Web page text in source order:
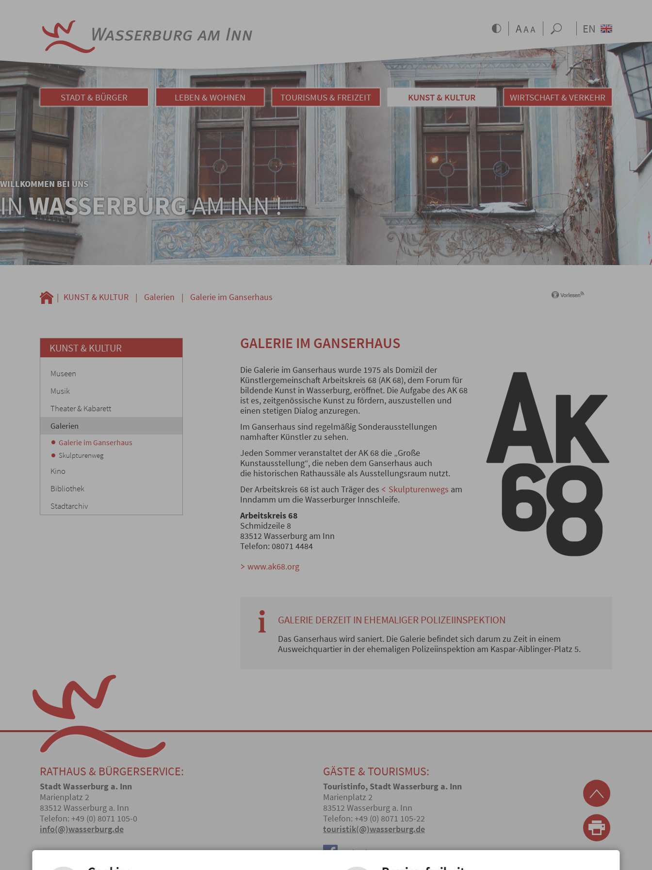
EN
STADT & BÜRGER LEBEN & WOHNEN TOURISMUS & FREIZEIT KUNST & KULTUR WIRTSCHAFT & VERKEHR
WILLKOMMEN BEI UNS
INWASSERBURGAM INN !
| KUNST & KULTUR | Galerien | Galerie im Ganserhaus
GALERIE IM GANSERHAUS
Die Galerie im Ganserhaus wurde 1975 als Domizil der
Künstlergemeinschaft Arbeitskreis 68 (AK 68), dem Forum für
bildende Kunst in Wasserburg, eröffnet. Die Aufgabe des AK 68
ist es, zeitgenössische Kunst zu fördern, auszustellen und
einen stetigen Dialog anzuregen.
Im Ganserhaus sind regelmäßig Sonderausstellungen
namhafter Künstler zu sehen.
Jeden Sommer veranstaltet der AK 68 die „Große
Kunstausstellung“, die neben dem Ganserhaus auch
die historischen Rathaussäle als Ausstellungsraum nutzt.
Der Arbeitskreis 68 ist auch Träger des
Skulpturenwegs am
Inndamm um die Wasserburger Innschleife.
Arbeitskreis 68
Schmidzeile 8
83512 Wasserburg am Inn
Telefon: 08071 4484
www.ak68.org
GALERIE DERZEIT IN EHEMALIGER POLIZEIINSPEKTION
Das Ganserhaus wird saniert. Die Galerie befindet sich darum zu Zeit in einem
Ausweichquartier in der ehemaligen Polizeiinspektion am Kaspar-Aiblinger-Platz 5.
KUNST & KULTUR
Museen
Musik
Theater & Kabarett
Galerien
Galerie im Ganserhaus
Skulpturenweg
Kino
Bibliothek
Stadtarchiv
RATHAUS & BÜRGERSERVICE:
Stadt Wasserburg a. Inn
Marienplatz 2
83512 Wasserburg a. Inn
Telefon: +49 (0) 8071 105-0
info(@)wasserburg.de
GÄSTE & TOURISMUS:
Touristinfo, Stadt Wasserburg a. Inn
Marienplatz 2
83512 Wasserburg a. Inn
Telefon: +49 (0) 8071 105-22
touristik(@)wasserburg.de
Facebook